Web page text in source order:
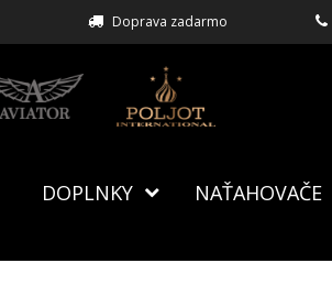
Doprava zadarmo
DOPLNKY NAŤAHOVAČE